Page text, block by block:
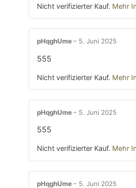
Nicht verifizierter Kauf. Mehr
pHqghUme– 5. Juni 2025
555
Nicht verifizierter Kauf. Mehr
pHqghUme– 5. Juni 2025
555
Nicht verifizierter Kauf. Mehr
pHqghUme– 5. Juni 2025